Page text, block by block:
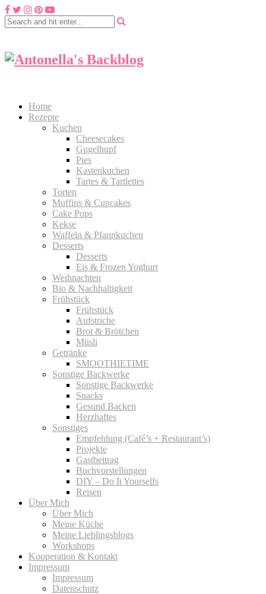
Home
Rezepte
Kuchen
Cheesecakes
Gugelhupf
Pies
Kastenkuchen
Tartes & Tartlettes
Torten
Muffins & Cupcakes
Cake Pops
Kekse
Waffeln & Pfannkuchen
Desserts
Desserts
Eis & Frozen Yoghurt
Weihnachten
Bio & Nachhaltigkeit
Frühstück
Frühstück
Aufstriche
Brot & Brötchen
Müsli
Getränke
SMOOTHIETIME
Sonstige Backwerke
Sonstige Backwerke
Snacks
Gesund Backen
Herzhaftes
Sonstiges
Empfehlung (Café’s + Restaurant’s)
Projekte
Gastbeitrag
Buchvorstellungen
DIY – Do It Yourselfs
Reisen
Über Mich
Über Mich
Meine Küche
Meine Lieblingsblogs
Workshops
Kooperation & Kontakt
Impressum
Impressum
Datenschutz